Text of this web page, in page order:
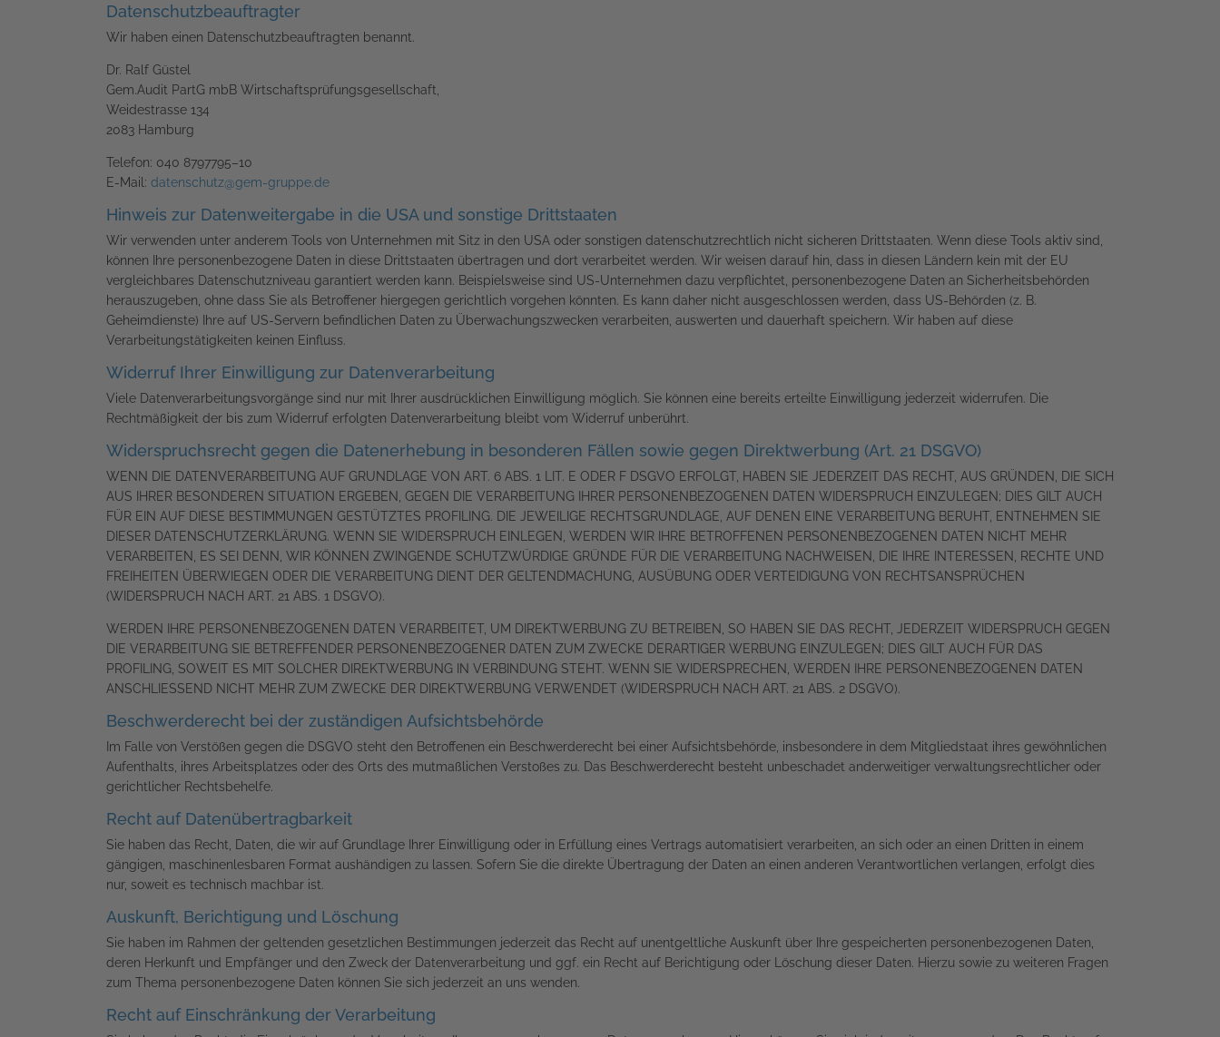
Datenschutz­beauftragter
Wir haben einen Datenschutzbeauftragten benannt.
Dr. Ralf Güstel
Gem.Audit PartG mbB Wirtschaftsprüfungsgesellschaft,
Weidestrasse 134
2083 Hamburg
Telefon: 040 8797795–10
E-Mail: datenschutz@gem-gruppe.de
Hinweis zur Datenweitergabe in die USA und sonstige Drittstaaten
Wir verwenden unter anderem Tools von Unternehmen mit Sitz in den USA oder sonstigen datenschutzrechtlich nicht sicheren Drittstaaten. Wenn diese Tools aktiv sind,
können Ihre personenbezogene Daten in diese Drittstaaten übertragen und dort verarbeitet werden. Wir weisen darauf hin, dass in diesen Ländern kein mit der EU
vergleichbares Datenschutzniveau garantiert werden kann. Beispielsweise sind US-Unternehmen dazu verpflichtet, personenbezogene Daten an Sicherheitsbehörden
herauszugeben, ohne dass Sie als Betroffener hiergegen gerichtlich vorgehen könnten. Es kann daher nicht ausgeschlossen werden, dass US-Behörden (z. B.
Geheimdienste) Ihre auf US-Servern befindlichen Daten zu Überwachungszwecken verarbeiten, auswerten und dauerhaft speichern. Wir haben auf diese
Verarbeitungstätigkeiten keinen Einfluss.
Widerruf Ihrer Einwilligung zur Datenverarbeitung
Viele Datenverarbeitungsvorgänge sind nur mit Ihrer ausdrücklichen Einwilligung möglich. Sie können eine bereits erteilte Einwilligung jederzeit widerrufen. Die
Rechtmäßigkeit der bis zum Widerruf erfolgten Datenverarbeitung bleibt vom Widerruf unberührt.
Widerspruchsrecht gegen die Datenerhebung in besonderen Fällen sowie gegen Direktwerbung (Art. 21 DSGVO)
WENN DIE DATENVERARBEITUNG AUF GRUNDLAGE VON ART. 6 ABS. 1 LIT. E ODER F DSGVO ERFOLGT, HABEN SIE JEDERZEIT DAS RECHT, AUS GRÜNDEN, DIE SICH
AUS IHRER BESONDEREN SITUATION ERGEBEN, GEGEN DIE VERARBEITUNG IHRER PERSONENBEZOGENEN DATEN WIDERSPRUCH EINZULEGEN; DIES GILT AUCH
FÜR EIN AUF DIESE BESTIMMUNGEN GESTÜTZTES PROFILING. DIE JEWEILIGE RECHTSGRUNDLAGE, AUF DENEN EINE VERARBEITUNG BERUHT, ENTNEHMEN SIE
DIESER DATENSCHUTZERKLÄRUNG. WENN SIE WIDERSPRUCH EINLEGEN, WERDEN WIR IHRE BETROFFENEN PERSONENBEZOGENEN DATEN NICHT MEHR
VERARBEITEN, ES SEI DENN, WIR KÖNNEN ZWINGENDE SCHUTZWÜRDIGE GRÜNDE FÜR DIE VERARBEITUNG NACHWEISEN, DIE IHRE INTERESSEN, RECHTE UND
FREIHEITEN ÜBERWIEGEN ODER DIE VERARBEITUNG DIENT DER GELTENDMACHUNG, AUSÜBUNG ODER VERTEIDIGUNG VON RECHTSANSPRÜCHEN
(WIDERSPRUCH NACH ART. 21 ABS. 1 DSGVO).
WERDEN IHRE PERSONENBEZOGENEN DATEN VERARBEITET, UM DIREKTWERBUNG ZU BETREIBEN, SO HABEN SIE DAS RECHT, JEDERZEIT WIDERSPRUCH GEGEN
DIE VERARBEITUNG SIE BETREFFENDER PERSONENBEZOGENER DATEN ZUM ZWECKE DERARTIGER WERBUNG EINZULEGEN; DIES GILT AUCH FÜR DAS
PROFILING, SOWEIT ES MIT SOLCHER DIREKTWERBUNG IN VERBINDUNG STEHT. WENN SIE WIDERSPRECHEN, WERDEN IHRE PERSONENBEZOGENEN DATEN
ANSCHLIESSEND NICHT MEHR ZUM ZWECKE DER DIREKTWERBUNG VERWENDET (WIDERSPRUCH NACH ART. 21 ABS. 2 DSGVO).
Beschwerde­recht bei der zuständigen Aufsichts­behörde
Im Falle von Verstößen gegen die DSGVO steht den Betroffenen ein Beschwerderecht bei einer Aufsichtsbehörde, insbesondere in dem Mitgliedstaat ihres gewöhnlichen
Aufenthalts, ihres Arbeitsplatzes oder des Orts des mutmaßlichen Verstoßes zu. Das Beschwerderecht besteht unbeschadet anderweitiger verwaltungsrechtlicher oder
gerichtlicher Rechtsbehelfe.
Recht auf Daten­übertrag­barkeit
Sie haben das Recht, Daten, die wir auf Grundlage Ihrer Einwilligung oder in Erfüllung eines Vertrags automatisiert verarbeiten, an sich oder an einen Dritten in einem
gängigen, maschinenlesbaren Format aushändigen zu lassen. Sofern Sie die direkte Übertragung der Daten an einen anderen Verantwortlichen verlangen, erfolgt dies
nur, soweit es technisch machbar ist.
Auskunft, Berichtigung und Löschung
Sie haben im Rahmen der geltenden gesetzlichen Bestimmungen jederzeit das Recht auf unentgeltliche Auskunft über Ihre gespeicherten personenbezogenen Daten,
deren Herkunft und Empfänger und den Zweck der Datenverarbeitung und ggf. ein Recht auf Berichtigung oder Löschung dieser Daten. Hierzu sowie zu weiteren Fragen
zum Thema personenbezogene Daten können Sie sich jederzeit an uns wenden.
Recht auf Einschränkung der Verarbeitung